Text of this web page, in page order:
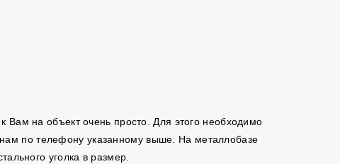
к Вам на объект очень просто. Для этого необходимо
нам по телефону указанному выше. На металлобазе
уголка в размер.